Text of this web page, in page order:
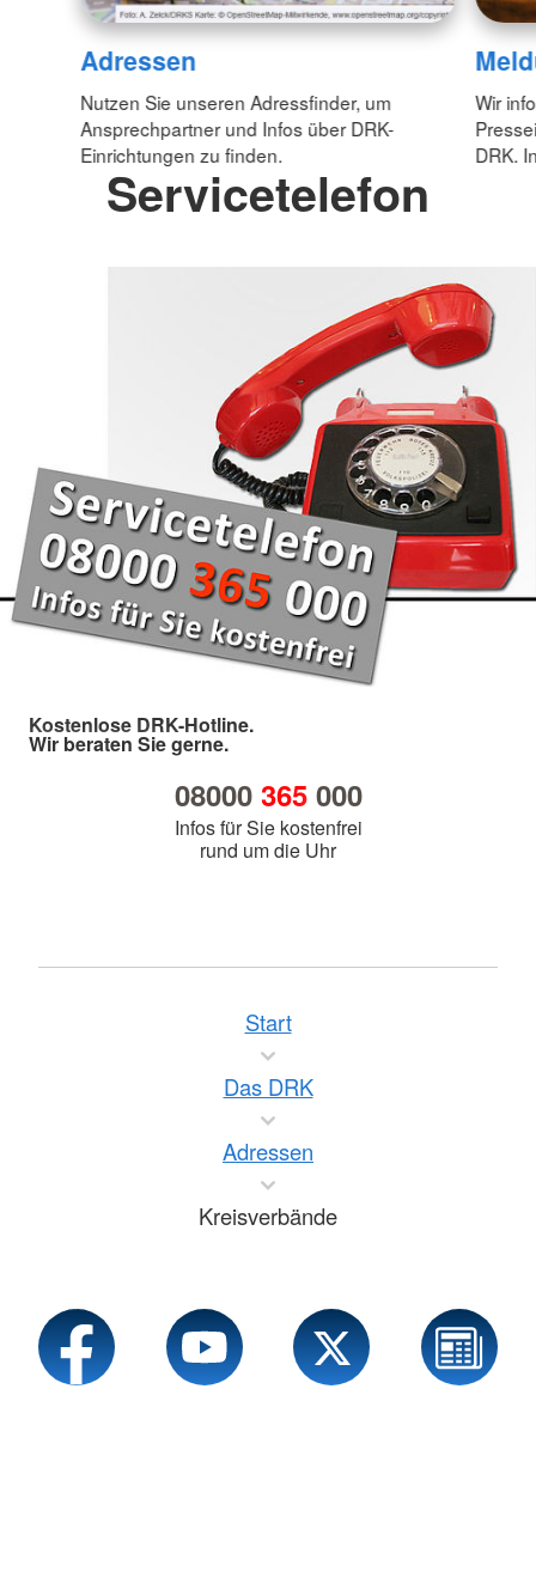
Adressen
Nutzen Sie unseren Adressfinder, um
Ansprechpartner und Infos über DRK-
Einrichtungen zu finden.
Wir
DRK.
Servicetelefon
Kostenlose DRK-Hotline.
Wir beraten Sie gerne.
08000 365000
Infos für Sie kostenfrei
rund um die Uhr
Start
Das DRK
Adressen
Kreisverbände